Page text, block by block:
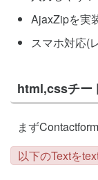
AjaxZipを実
スマホ対応(
html,cssチー
まず
以下のTextを